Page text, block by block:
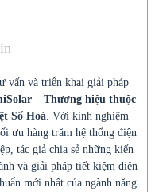
vấn và triển khai giải pháp
– Thương hiệu thuộc
Số Hoá. Với kinh nghiệm
ưu hàng trăm hệ thống điện
tác giả chia sẻ những kiến
và giải pháp tiết kiệm điện
mới nhất của ngành năng